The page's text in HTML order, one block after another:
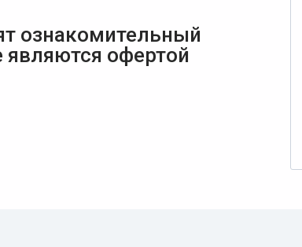
ознакомительный
являются офертой